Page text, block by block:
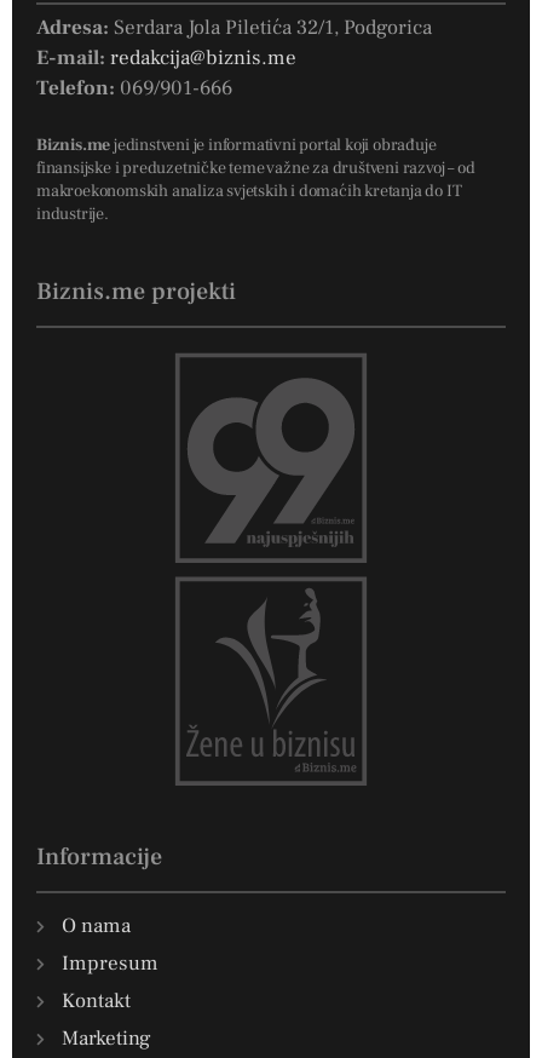
Adresa: Serdara Jola Piletića 32/1, Podgorica
E-mail: redakcija@biznis.me
Telefon: 069/901-666
Biznis.mejedinstveni je informativni portal koji obrađuje
finansijske i preduzetničke teme važne za društveni razvoj – od
makroekonomskih analiza svjetskih i domaćih kretanja do IT
industrije.
Biznis.me projekti
Informacije
O nama
Impresum
Kontakt
Marketing